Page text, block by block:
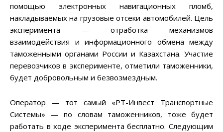
помощью электронных навигационных пломб,
накладываемых на грузовые отсеки автомобилей. Цель
эксперимента — отработка механизмов
взаимодействия и информационного обмена между
таможенными органами России и Казахстана. Участие
перевозчиков в эксперименте, отметили таможенники,
будет добровольным и безвозмездным.
Оператор — тот самый «РТ-Инвест Транспортные
Системы» — по словам таможенников, тоже будет
работать в ходе эксперимента бесплатно. Следующим